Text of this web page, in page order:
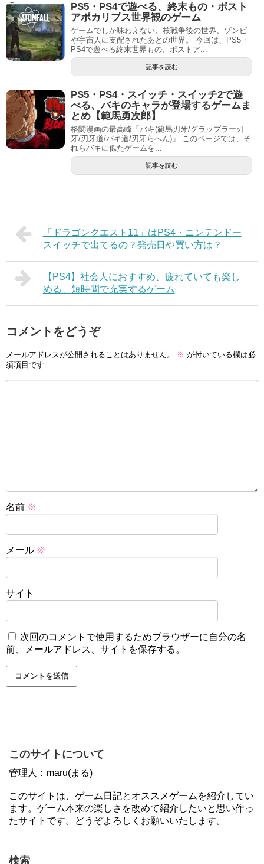
PS5・PS4で遊べる、終末もの・ポスト
アポカリプス世界観のゲーム
ゲームでしか味わえない、核戦争後の世界、ゾンビ
や宇宙人に支配されたあとの世界。 今回は、PS5・
PS4で遊べる終末世界もの、ポストア...
記事を読む
PS5・PS4・スイッチ・スイッチ2で遊
べる、バキのキャラが登場するゲームま
とめ【範馬勇次郎】
格闘漫画の最高峰「バキ(範馬刃牙/グラップラー刃
牙/刃牙道/バキ道/刃牙らへん)」 このページでは、そ
れらバキに似たゲームを...
記事を読む
「ドラゴンクエスト11」はPS4・ニンテンドー
スイッチで出てるの？発売日や買い方は？
【PS4】社会人におすすめ、疲れていても楽し
める、短時間で充実するゲーム
コメントをどうぞ
メールアドレスが公開されることはありません。 ※ が付いている欄は必
須項目です
名前 ※
メール ※
サイト
次回のコメントで使用するためブラウザーに自分の名
前、メールアドレス、サイトを保存する。
このサイトについて
管理人：maru(まる)
このサイトは、ゲーム日記とオススメゲームを紹介してい
ます。ゲーム本来の楽しさを改めて紹介したいと思い作っ
たサイトです。どうぞよろしくお願いいたします。
検索